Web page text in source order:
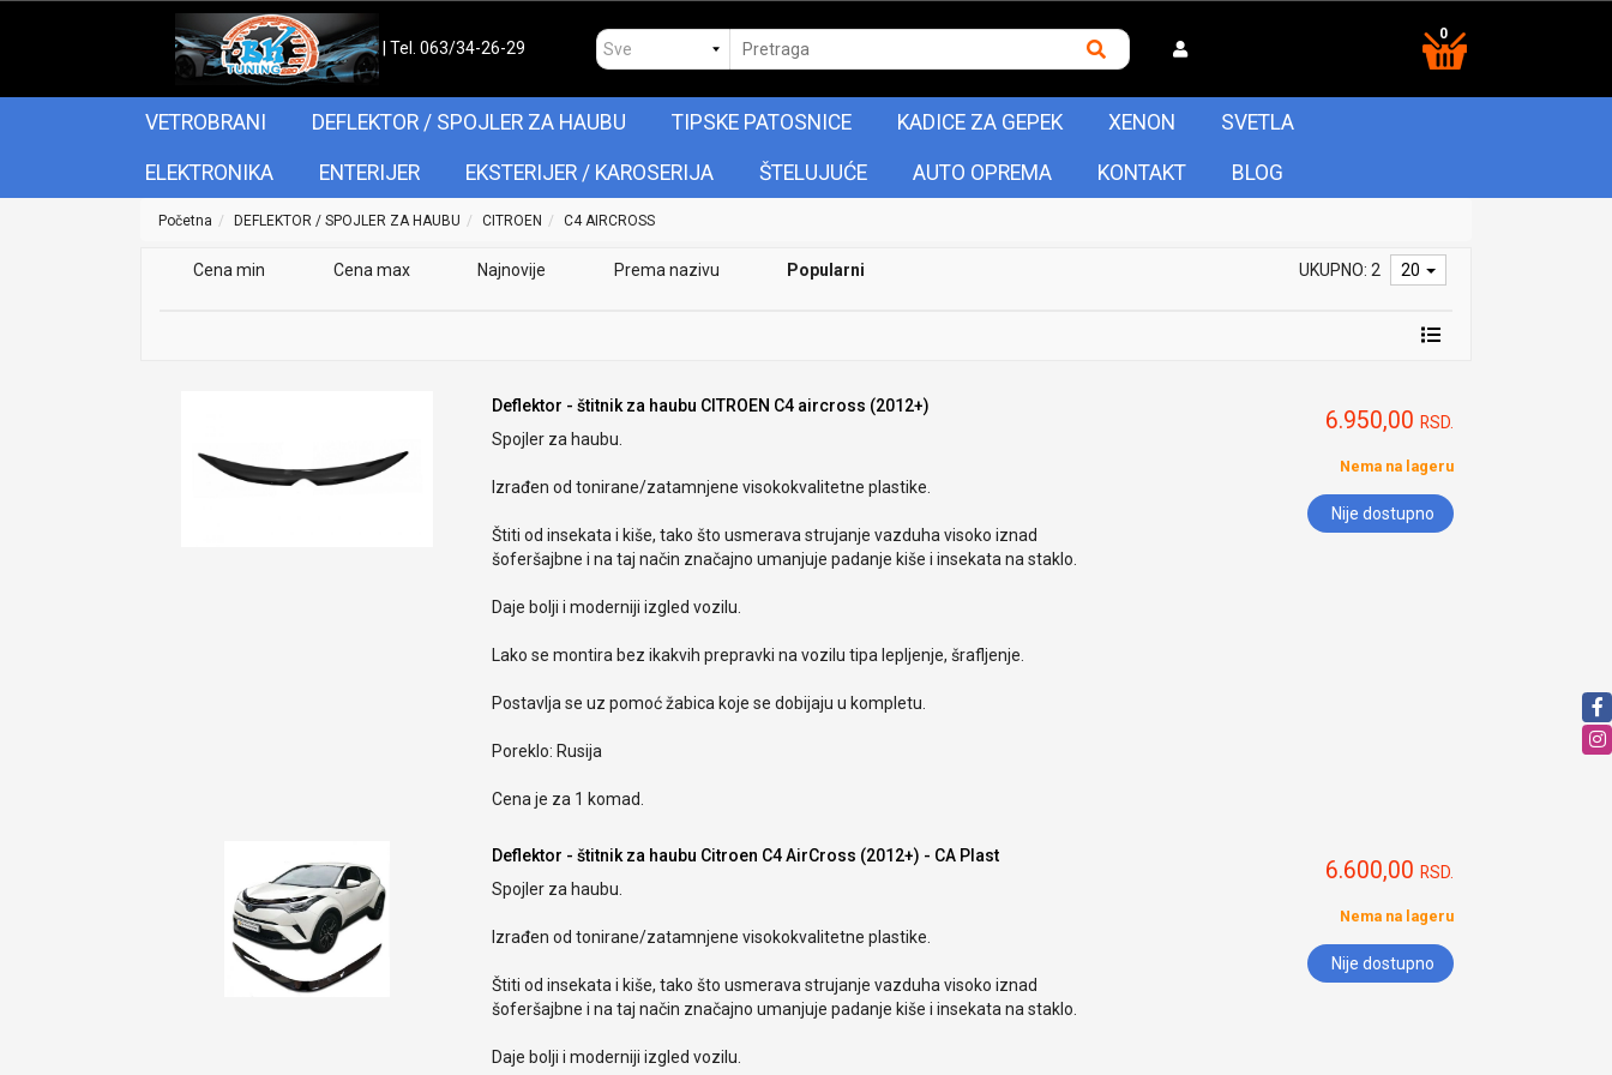
| Tel. 063/34-26-29
0
VETROBRANI DEFLEKTOR / SPOJLER ZA HAUBU TIPSKE PATOSNICE KADICE ZA GEPEK XENON SVETLA
ELEKTRONIKA ENTERIJER EKSTERIJER / KAROSERIJA ŠTELUJUĆE AUTO OPREMA KONTAKT BLOG
Početna DEFLEKTOR / SPOJLER ZA HAUBU CITROEN C4 AIRCROSS
Cena min Cena max Najnovije Prema nazivu Popularni UKUPNO: 2 20
Deflektor - štitnik za haubu CITROEN C4 aircross (2012+)
Spojler za haubu.
Izrađen od tonirane/zatamnjene visokokvalitetne plastike.
Štiti od insekata i kiše, tako što usmerava strujanje vazduha visoko iznad
šoferšajbne i na taj način značajno umanjuje padanje kiše i insekata na staklo.
Daje bolji i moderniji izgled vozilu.
Lako se montira bez ikakvih prepravki na vozilu tipa lepljenje, šrafljenje.
Postavlja se uz pomoć žabica koje se dobijaju u kompletu.
Poreklo: Rusija
Cena je za 1 komad.
6.950,00 RSD.
Nema na lageru
Nije dostupno
Deflektor - štitnik za haubu Citroen C4 AirCross (2012+) - CA Plast
Spojler za haubu.
Izrađen od tonirane/zatamnjene visokokvalitetne plastike.
Štiti od insekata i kiše, tako što usmerava strujanje vazduha visoko iznad
šoferšajbne i na taj način značajno umanjuje padanje kiše i insekata na staklo.
Daje bolji i moderniji izgled vozilu.
6.600,00 RSD.
Nema na lageru
Nije dostupno